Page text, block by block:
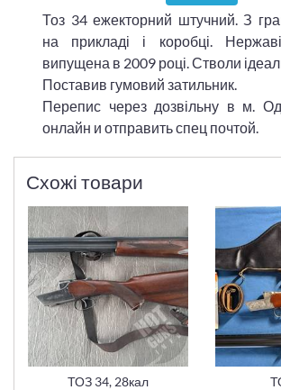
Тоз 34 ежекторний штучний. З
на прикладі і коробці.
випущена в 2009 році. Стволи
Поставив гумовий затильник.
Перепис через дозвільну в м.
онлайн и отправить спец почтой.
Схожі товари
ТОЗ 34, 28кал